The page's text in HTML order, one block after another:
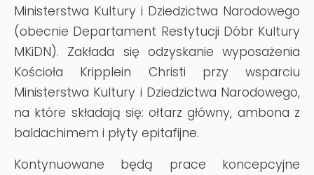
Ministerstwa Kultury i Dziedzictwa Narodowego
(obecnie Departament Restytucji Dóbr Kultury
MKiDN). Zakłada się odzyskanie wyposażenia
Kościoła Kripplein Christi przy wsparciu
Ministerstwa Kultury i Dziedzictwa Narodowego,
na które składają się: ołtarz główny, ambona z
baldachimem i płyty epitafijne.
Kontynuowane będą prace koncepcyjne